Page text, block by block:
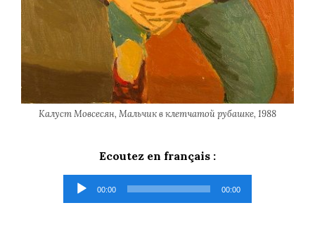
Калуст Мовсесян, Мальчик в клетчатой рубашке, 1988
Ecoutez en français :
Lecteur00:00 00:00